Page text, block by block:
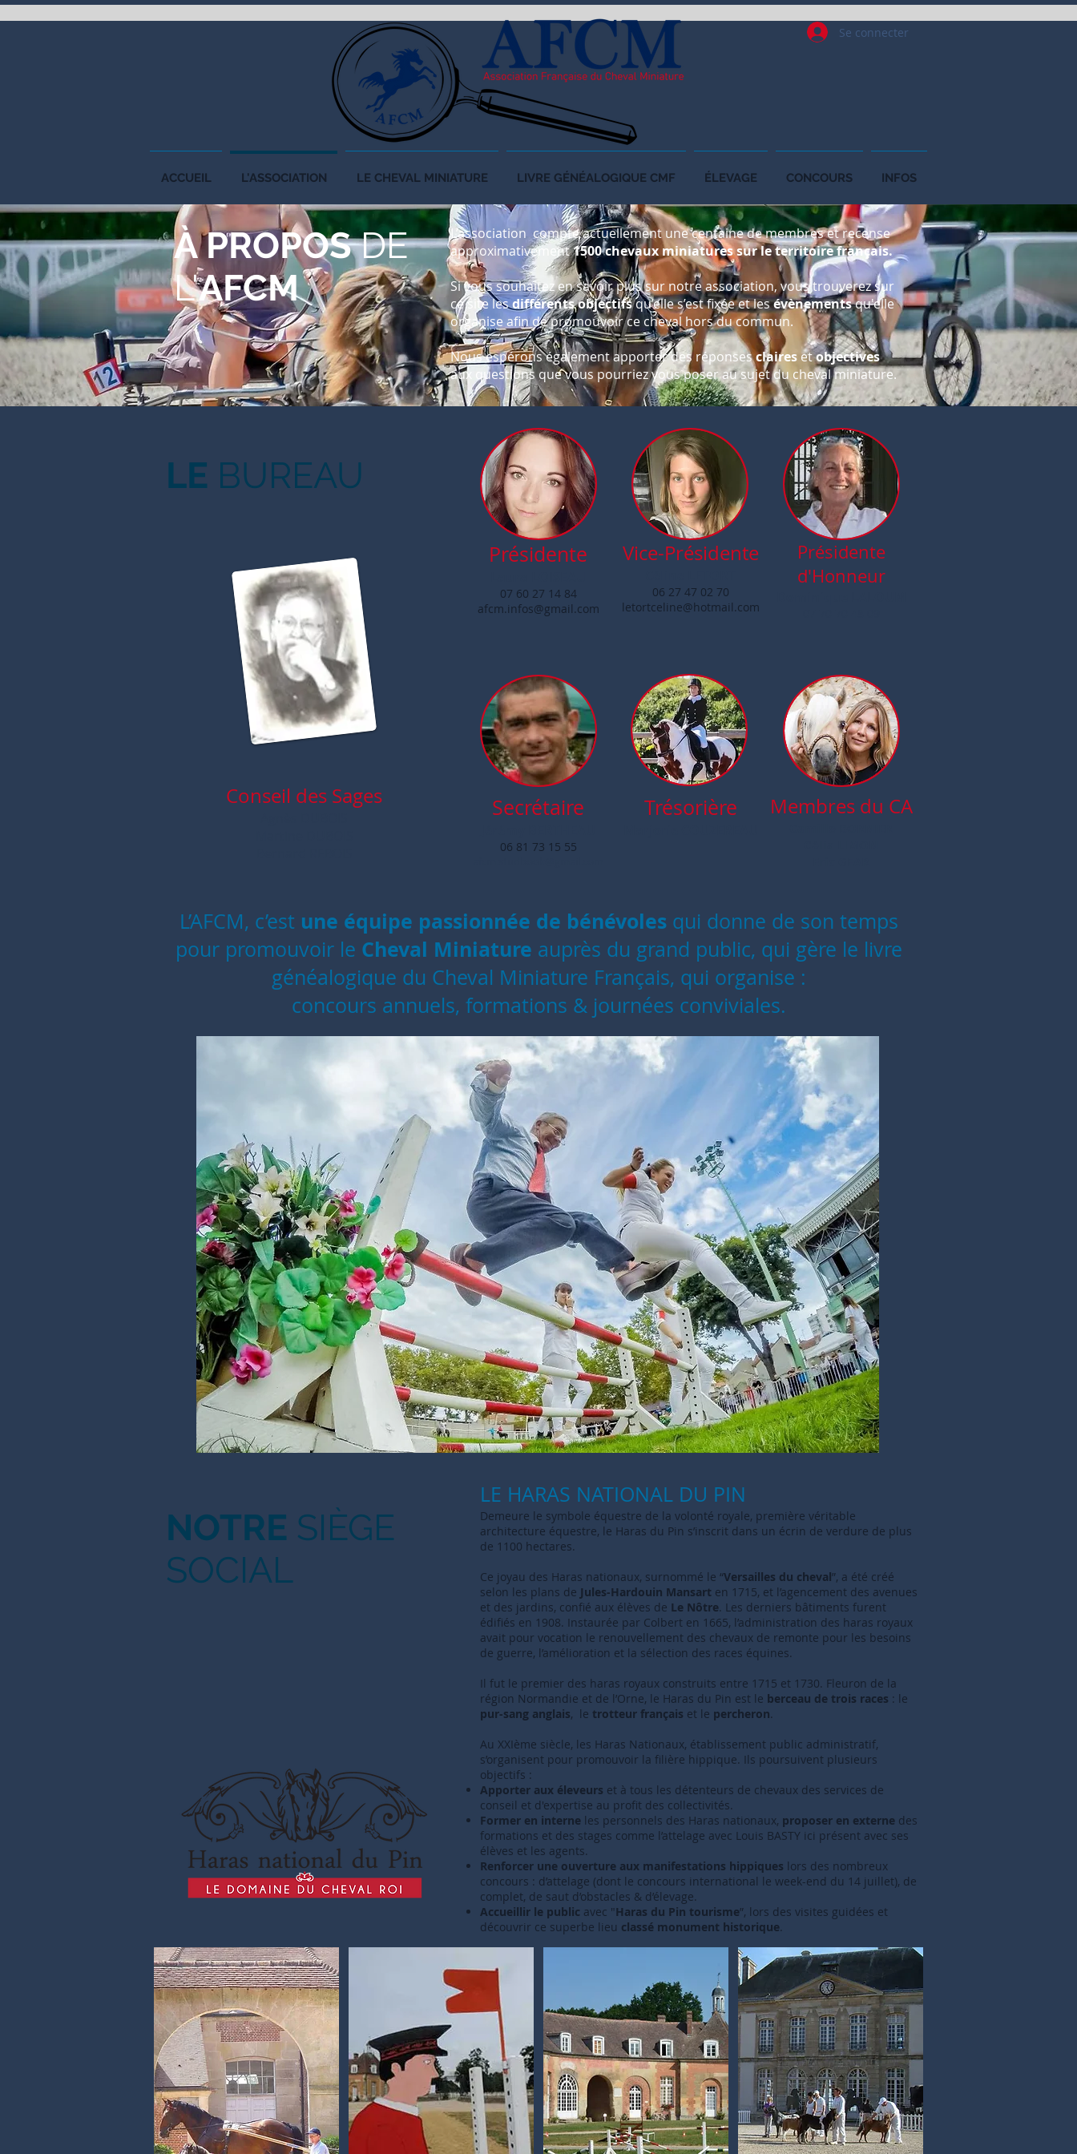
Se connecter
ACCUEIL L'ASSOCIATION LE CHEVAL MINIATURE LIVRE GÉNÉALOGIQUE CMF ÉLEVAGE CONCOURS INFOS
À PROPOS DE
L'AFCM
L’association compte actuellement une centaine de membres et recense
approximativement1500 chevaux miniatures sur le territoire français.
Si vous souhaitez en savoir plus sur notre association, vous trouverez sur
ce site lesdifférents objectifsqu’elle s’est fixée et lesévènementsqu'elle
organise afin de promouvoir ce cheval hors du commun.
Nous espérons également apporter des réponsesclaires etobjectives
aux questions que vous pourriez vous poser au sujet du cheval miniature.
LE BUREAU
Conseil des Sages
Présidente
07 60 27 14 84
afcm.infos@gmail.com
Secrétaire
06 81 73 15 55
Vice-Présidente
06 27 47 02 70
letortceline@hotmail.com
Présidente
d'Honneur
Trésorière Membres du CA
L’AFCM, c’est une équipe passionnée de bénévolesqui donne de son temps
pour promouvoir le Cheval Miniature auprès du grand public, qui gère le livre
généalogique du Cheval Miniature Français, qui organise :
concours annuels, formations & journées conviviales.
NOTRE SIÈGE
SOCIAL
LE HARAS NATIONAL DU PIN
Demeure le symbole équestre de la volonté royale, première véritable
architecture équestre, le Haras du Pin s’inscrit dans un écrin de verdure de plus
de 1100 hectares.
Ce joyau des Haras nationaux, surnommé le “Versailles du cheval”, a été créé
selon les plans de Jules-Hardouin Mansart en 1715, et l’agencement des avenues
et des jardins, confié aux élèves de Le Nôtre. Les derniers bâtiments furent
édifiés en 1908. Instaurée par Colbert en 1665, l’administration des haras royaux
avait pour vocation le renouvellement des chevaux de remonte pour les besoins
de guerre, l’amélioration et la sélection des races équines.
Il fut le premier des haras royaux construits entre 1715 et 1730. Fleuron de la
région Normandie et de l’Orne, le Haras du Pin est le berceau de trois races : le
pur-sang anglais, le trotteur français et le percheron.
Au XXIème siècle, les Haras Nationaux, établissement public administratif,
s’organisent pour promouvoir la filière hippique. Ils poursuivent plusieurs
objectifs :
Apporter aux éleveurs et à tous les détenteurs de chevaux des services de
conseil et d'expertise au profit des collectivités.
Former en interne les personnels des Haras nationaux, proposer en externe des
formations et des stages comme l’attelage avec Louis BASTY ici présent avec ses
élèves et les agents.
Renforcer une ouverture aux manifestations hippiques lors des nombreux
concours : d’attelage (dont le concours international le week-end du 14 juillet), de
complet, de saut d’obstacles & d’élevage.
Accueillir le public avec "Haras du Pin tourisme”, lors des visites guidées et
découvrir ce superbe lieu classé monument historique.